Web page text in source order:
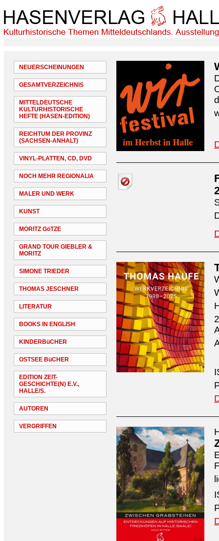
NEUERSCHEINUNGEN
GESAMTVERZEICHNIS
MITTELDEUTSCHE
KULTURHISTORISCHE
HEFTE (HASEN-EDITION)
REICHTUM DER PROVINZ
(SACHSEN-ANHALT)
VINYL-PLATTEN, CD, DVD
NOCH MEHR REGIONALIA
MALER UND WERK
KUNST
MORITZ GöTZE
GRAND TOUR GIEBLER &
MORITZ
SIMONE TRIEDER
THOMAS JESCHNER
LITERATUR
BOOKS IN ENGLISH
KINDERBüCHER
OSTSEE BüCHER
EDITION ZEIT-
GESCHICHTE(N) E.V.,
HALLE/S.
AUTOREN
VERGRIFFEN